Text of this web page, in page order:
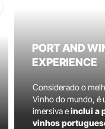
PORT AND
EXPERIENCE
Considerado o
Vinho do mundo, é
imersiva einclui a
vinhos